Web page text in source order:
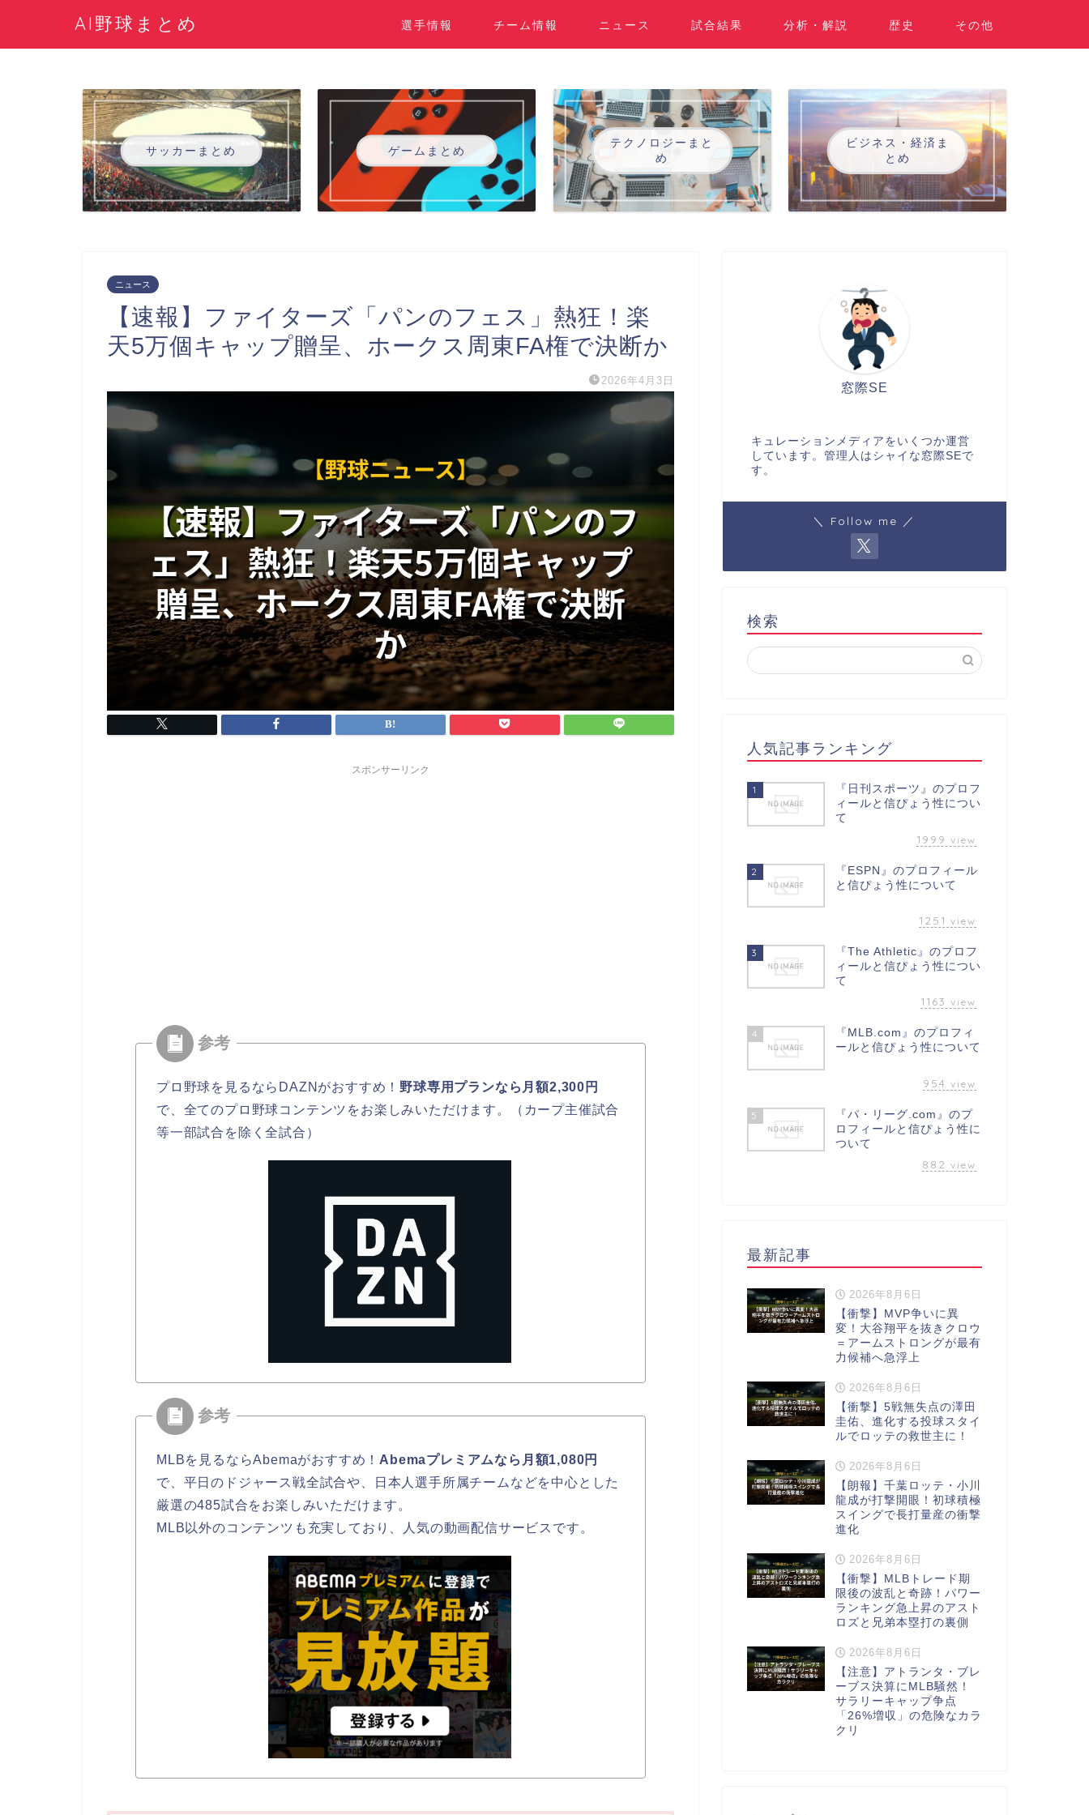
AI野球まとめ 選手情報 チーム情報 ニュース 試合結果 分析・解説 歴史 その他
サッカーまとめ ゲームまとめ
テクノロジーまと
め
ビジネス・経済ま
とめ
ニュース
【速報】ファイターズ「パンのフェス」熱狂！楽
天5万個キャップ贈呈、ホークス周東FA権で決断か
2026年4月3日
スポンサーリンク
プロ野球を見るならDAZNがおすすめ！ 野球専用プランなら月額2,300円
で、全てのプロ野球コンテンツをお楽しみいただけます。（カープ主催試合
等一部試合を除く全試合）
MLBを見るならAbemaがおすすめ！ Abemaプレミアムなら月額1,080円
で、平日のドジャース戦全試合や、日本人選手所属チームなどを中心とした
厳選の485試合をお楽しみいただけます。
MLB以外のコンテンツも充実しており、人気の動画配信サービスです。
窓際SE
キュレーションメディアをいくつか運営
しています。管理人はシャイな窓際SEで
す。
＼ Follow me ／
検索
人気記事ランキング
1
『日刊スポーツ』のプロフ
ィールと信ぴょう性につい
て
1999 view
2
『ESPN』のプロフィール
と信ぴょう性について
1251 view
3
『The Athletic』のプロフ
ィールと信ぴょう性につい
て
1163 view
4
『MLB.com』のプロフィ
ールと信ぴょう性について
954 view
5
『パ・リーグ.com』のプ
ロフィールと信ぴょう性に
ついて
882 view
最新記事
2026年8月6日
【衝撃】MVP争いに異
変！大谷翔平を抜きクロウ
＝アームストロングが最有
力候補へ急浮上
2026年8月6日
【衝撃】5戦無失点の澤田
圭佑、進化する投球スタイ
ルでロッテの救世主に！
2026年8月6日
【朗報】千葉ロッテ・小川
龍成が打撃開眼！初球積極
スイングで長打量産の衝撃
進化
2026年8月6日
【衝撃】MLBトレード期
限後の波乱と奇跡！パワー
ランキング急上昇のアスト
ロズと兄弟本塁打の裏側
2026年8月6日
【注意】アトランタ・ブレ
ーブス決算にMLB騒然！
サラリーキャップ争点
「26%増収」の危険なカラ
クリ